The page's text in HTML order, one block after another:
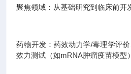
聚焦领域：从基础研究到临床前开
药物开发：药效动力学/毒理学评
效力测试（如mRNA肿瘤疫苗模型